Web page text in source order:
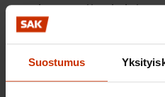
Suostumus
maahanmuuttoa halutaan
SAK:n keskeinen ensi
työmarkkinarikollisuuden
töihin tulevia